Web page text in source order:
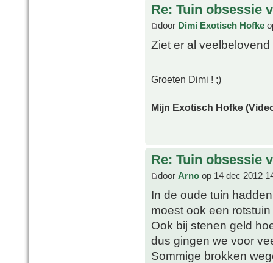
Re: Tuin obsessie
door Dimi Exotisch Hofke
Ziet er al
Groeten Dimi ! ;)
Mijn Exotisch Hofke
Re: Tuin obsessie
door Arno op 14 dec 2012
In de oude tuin
moest ook een
Ook bij stenen geld
dus gingen we voor
Sommige brokken